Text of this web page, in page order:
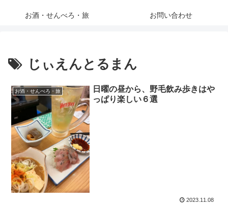
お酒・せんべろ・旅 お問い合わせ
じぃえんとるまん
お酒・せんべろ・旅
日曜の昼から、野毛飲み歩きはや
っぱり楽しい６選
2023.11.08